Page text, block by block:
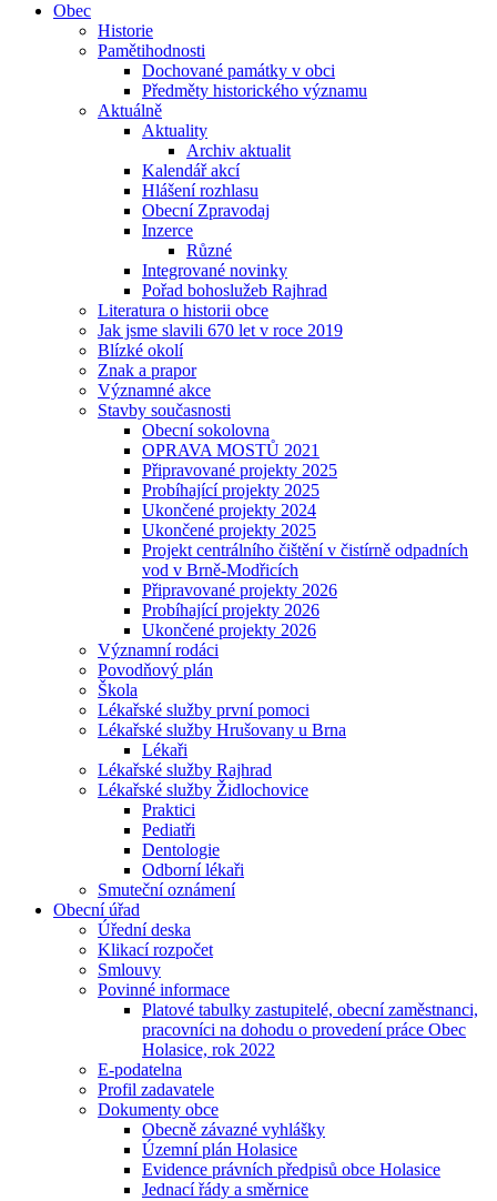
Obec
Historie
Pamětihodnosti
Dochované památky v obci
Předměty historického významu
Aktuálně
Aktuality
Archiv aktualit
Kalendář akcí
Hlášení rozhlasu
Obecní Zpravodaj
Inzerce
Různé
Integrované novinky
Pořad bohoslužeb Rajhrad
Literatura o historii obce
Jak jsme slavili 670 let v roce 2019
Blízké okolí
Znak a prapor
Významné akce
Stavby současnosti
Obecní sokolovna
OPRAVA MOSTŮ 2021
Připravované projekty 2025
Probíhající projekty 2025
Ukončené projekty 2024
Ukončené projekty 2025
Projekt centrálního čištění v čistírně odpadních
vod v Brně-Modřicích
Připravované projekty 2026
Probíhající projekty 2026
Ukončené projekty 2026
Významní rodáci
Povodňový plán
Škola
Lékařské služby první pomoci
Lékařské služby Hrušovany u Brna
Lékaři
Lékařské služby Rajhrad
Lékařské služby Židlochovice
Praktici
Pediatři
Dentologie
Odborní lékaři
Smuteční oznámení
Obecní úřad
Úřední deska
Klikací rozpočet
Smlouvy
Povinné informace
Platové tabulky zastupitelé, obecní zaměstnanci,
pracovníci na dohodu o provedení práce Obec
Holasice, rok 2022
E-podatelna
Profil zadavatele
Dokumenty obce
Obecně závazné vyhlášky
Územní plán Holasice
Evidence právních předpisů obce Holasice
Jednací řády a směrnice